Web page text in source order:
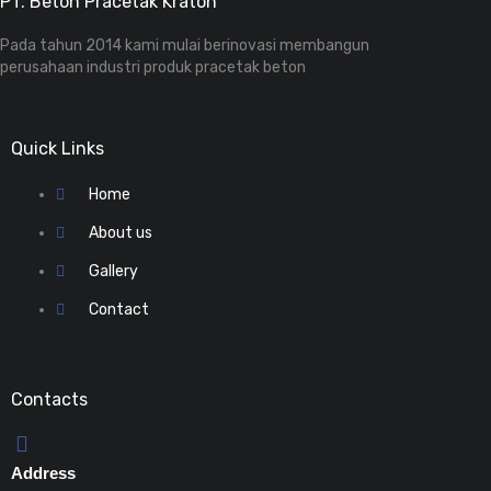
Pada tahun 2014 kami mulai berinovasi membangun
perusahaan industri produk pracetak beton
Quick Links
Home
About us
Gallery
Contact
Contacts
Address